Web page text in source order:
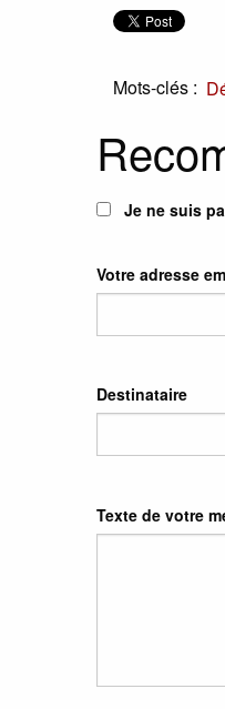
Mots-clés :
Je ne suis
Votre adresse
Destinataire
Texte de votre